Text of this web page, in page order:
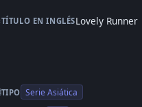
TÍTULO EN INGLÉSLovely Runner
TIPO Serie Asiática